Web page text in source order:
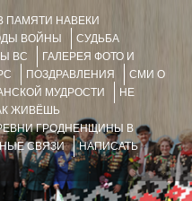
ПАМЯТИ НАВЕКИ
ВОЙНЫ
СУДЬБА
ВС
ГАЛЕРЕЯ ФОТО И
ПОЗДРАВЛЕНИЯ
СМИ О
МУДРОСТИ
НЕ
ЖИВЁШЬ
ГРОДНЕНЩИНЫ В
СВЯЗИ
НАПИСАТЬ